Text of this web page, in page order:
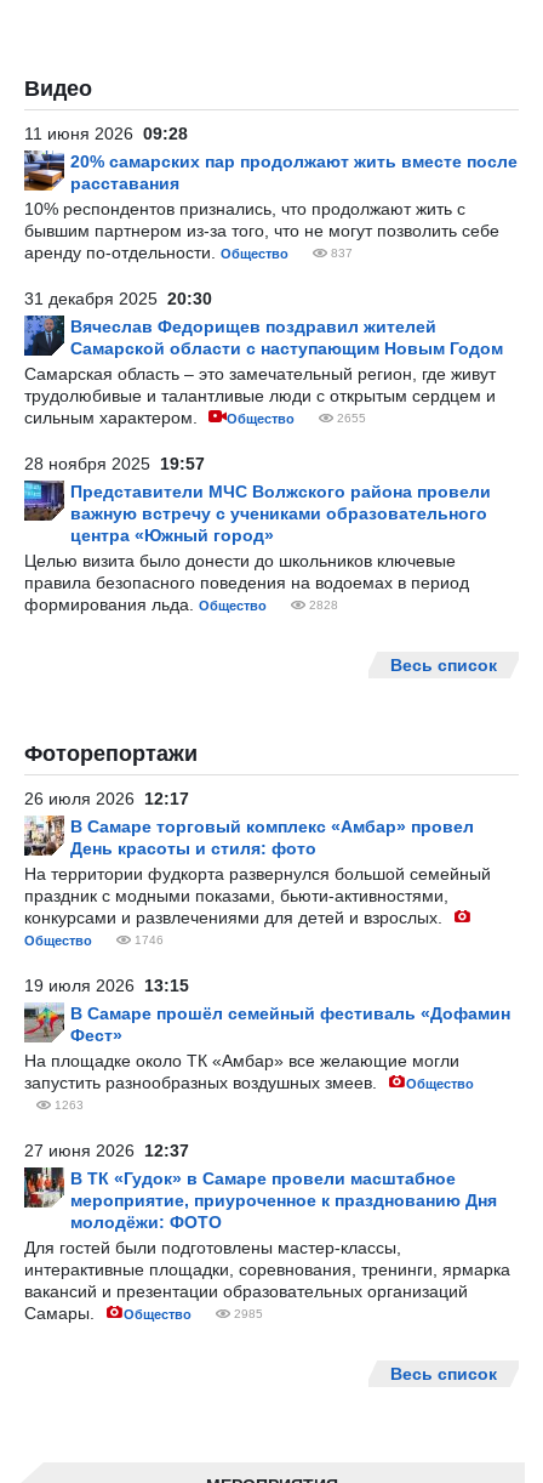
Видео
11 июня 2026 09:28
20% самарских пар продолжают жить вместе после
расставания
10% респондентов признались, что продолжают жить с
бывшим партнером из-за того, что не могут позволить себе
аренду по-отдельности.
Общество 837
31 декабря 2025 20:30
Вячеслав Федорищев поздравил жителей
Самарской области с наступающим Новым Годом
Самарская область – это замечательный регион, где живут
трудолюбивые и талантливые люди с открытым сердцем и
сильным характером.
Общество 2655
28 ноября 2025 19:57
Представители МЧС Волжского района провели
важную встречу с учениками образовательного
центра «Южный город»
Целью визита было донести до школьников ключевые
правила безопасного поведения на водоемах в период
формирования льда.
Общество 2828
Весь список
Фоторепортажи
26 июля 2026 12:17
В Самаре торговый комплекс «Амбар» провел
День красоты и стиля: фото
На территории фудкорта развернулся большой семейный
праздник с модными показами, бьюти-активностями,
конкурсами и развлечениями для детей и взрослых.
Общество 1746
19 июля 2026 13:15
В Самаре прошёл семейный фестиваль «Дофамин
Фест»
На площадке около ТК «Амбар» все желающие могли
запустить разнообразных воздушных змеев.
Общество
1263
27 июня 2026 12:37
В ТК «Гудок» в Самаре провели масштабное
мероприятие, приуроченное к празднованию Дня
молодёжи: ФОТО
Для гостей были подготовлены мастер-классы,
интерактивные площадки, соревнования, тренинги, ярмарка
вакансий и презентации образовательных организаций
Самары.
Общество 2985
Весь список